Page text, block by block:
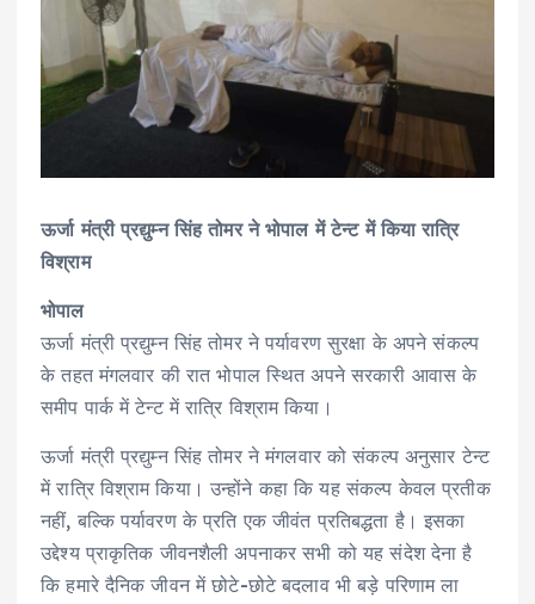
ऊर्जा मंत्री प्रद्युम्न सिंह तोमर ने भोपाल में टेन्ट में किया रात्रि
विश्राम
भोपाल
ऊर्जा मंत्री प्रद्युम्न सिंह तोमर ने पर्यावरण सुरक्षा के अपने संकल्प
के तहत मंगलवार की रात भोपाल स्थित अपने सरकारी आवास के
समीप पार्क में टेन्ट में रात्रि विश्राम किया।
ऊर्जा मंत्री प्रद्युम्न सिंह तोमर ने मंगलवार को संकल्प अनुसार टेन्ट
में रात्रि विश्राम किया। उन्होंने कहा कि यह संकल्प केवल प्रतीक
नहीं, बल्कि पर्यावरण के प्रति एक जीवंत प्रतिबद्धता है। इसका
उद्देश्य प्राकृतिक जीवनशैली अपनाकर सभी को यह संदेश देना है
कि हमारे दैनिक जीवन में छोटे-छोटे बदलाव भी बड़े परिणाम ला